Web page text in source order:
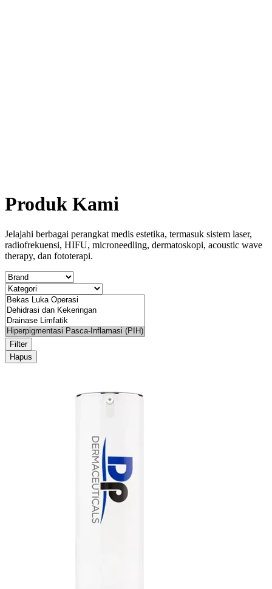
Produk Kami
Jelajahi berbagai perangkat medis estetika, termasuk sistem laser,
radiofrekuensi, HIFU, microneedling, dermatoskopi, acoustic wave
therapy, dan fototerapi.
Filter
Hapus